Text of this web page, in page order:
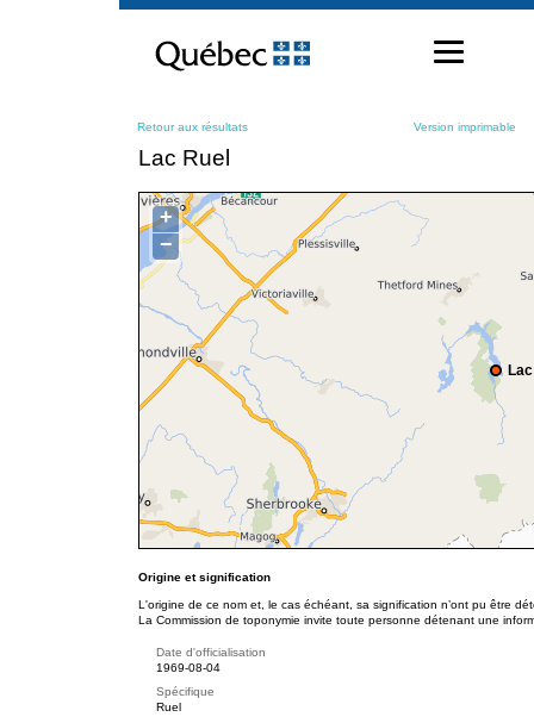
contenu
Retour aux résultats Version imprimable
Lac Ruel
+
−
Origine et signification
L'origine de ce nom et, le cas échéant, sa signification n’ont pu être
La Commission de toponymie invite toute personne détenant une
Date d'officialisation
1969-08-04
Spécifique
Ruel